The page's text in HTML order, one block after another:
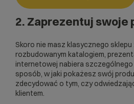
2. Zaprezentuj swoje
Skoro nie masz klasycznego
rozbudowanym katalogiem,
internetowej nabiera szczególnego
sposób, w jaki pokażesz swój
zdecydować o tym, czy
klientem.